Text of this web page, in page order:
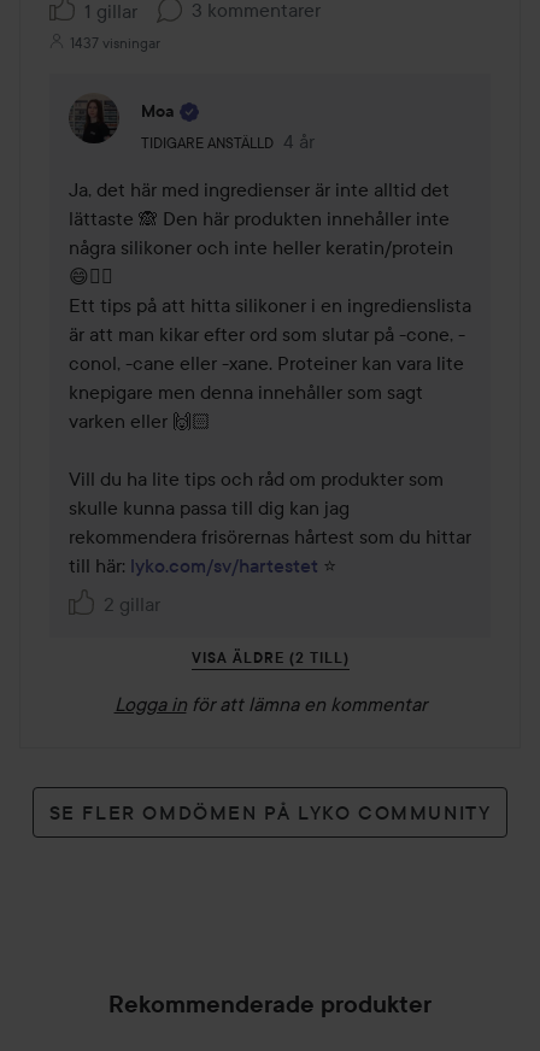
1 gillar 3 kommentarer
1437 visningar
Moa
TIDIGARE ANSTÄLLD
Användarens roll: Tidigare anställd.
4 år
Kommentaren lades 4 år
Ja, det här med ingredienser är inte alltid det
lättaste 🙈 Den här produkten innehåller inte
några silikoner och inte heller keratin/protein
😄👍🏻
Ett tips på att hitta silikoner i en ingredienslista
är att man kikar efter ord som slutar på -cone, -
conol, -cane eller -xane. Proteiner kan vara lite
knepigare men denna innehåller som sagt
varken eller 🙌🏻
Vill du ha lite tips och råd om produkter som
skulle kunna passa till dig kan jag
rekommendera frisörernas hårtest som du hittar
till här: lyko.com/sv/hartestet ⭐
2 gillar
VISA ÄLDRE (2 TILL)
Logga in för att lämna en kommentar
SE FLER OMDÖMEN PÅ LYKO COMMUNITY
Rekommenderade produkter